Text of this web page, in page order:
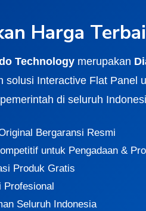
Harga
Technology merupakan
solusi Interactive Flat Panel
di seluruh
Bergaransi Resmi
untuk Pengadaan &
Produk Gratis
Profesional
Seluruh Indonesia